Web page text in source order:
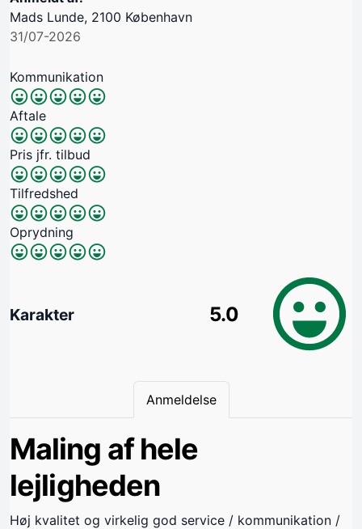
Mads Lunde, 2100 København
31/07-2026
Kommunikation
Aftale
Pris jfr. tilbud
Tilfredshed
Oprydning
Karakter 5.0
Anmeldelse
Maling af hele
lejligheden
Høj kvalitet og virkelig god service / kommunikation /